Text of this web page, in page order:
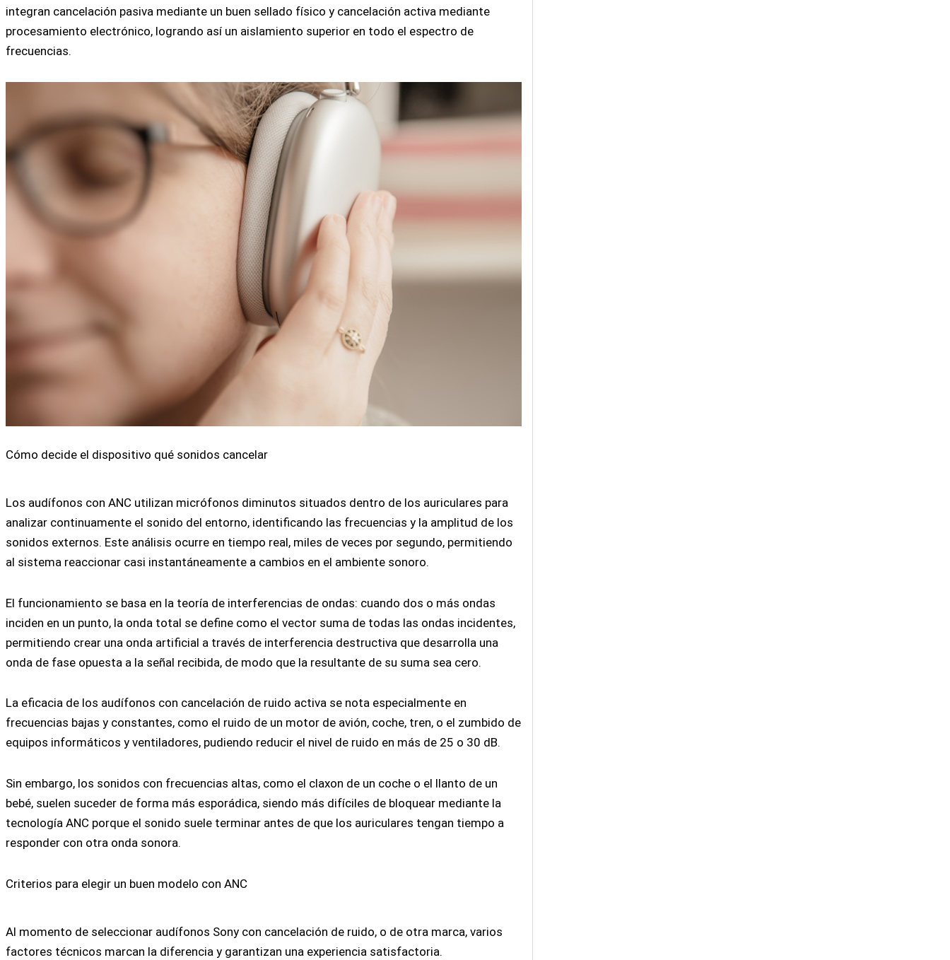
integran cancelación pasiva mediante un buen sellado físico y cancelación activa mediante
procesamiento electrónico, logrando así un aislamiento superior en todo el espectro de
frecuencias.
Cómo decide el dispositivo qué sonidos cancelar
Los audífonos con ANC utilizan micrófonos diminutos situados dentro de los auriculares para
analizar continuamente el sonido del entorno, identificando las frecuencias y la amplitud de los
sonidos externos. Este análisis ocurre en tiempo real, miles de veces por segundo, permitiendo
al sistema reaccionar casi instantáneamente a cambios en el ambiente sonoro.
El funcionamiento se basa en la teoría de interferencias de ondas: cuando dos o más ondas
inciden en un punto, la onda total se define como el vector suma de todas las ondas incidentes,
permitiendo crear una onda artificial a través de interferencia destructiva que desarrolla una
onda de fase opuesta a la señal recibida, de modo que la resultante de su suma sea cero.
La eficacia de los audífonos con cancelación de ruido activa se nota especialmente en
frecuencias bajas y constantes, como el ruido de un motor de avión, coche, tren, o el zumbido de
equipos informáticos y ventiladores, pudiendo reducir el nivel de ruido en más de 25 o 30 dB.
Sin embargo, los sonidos con frecuencias altas, como el claxon de un coche o el llanto de un
bebé, suelen suceder de forma más esporádica, siendo más difíciles de bloquear mediante la
tecnología ANC porque el sonido suele terminar antes de que los auriculares tengan tiempo a
responder con otra onda sonora.
Criterios para elegir un buen modelo con ANC
Al momento de seleccionar audífonos Sony con cancelación de ruido, o de otra marca, varios
factores técnicos marcan la diferencia y garantizan una experiencia satisfactoria.